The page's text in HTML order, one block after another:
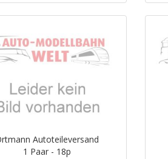
Autoteileversand
1 Paar - 18p